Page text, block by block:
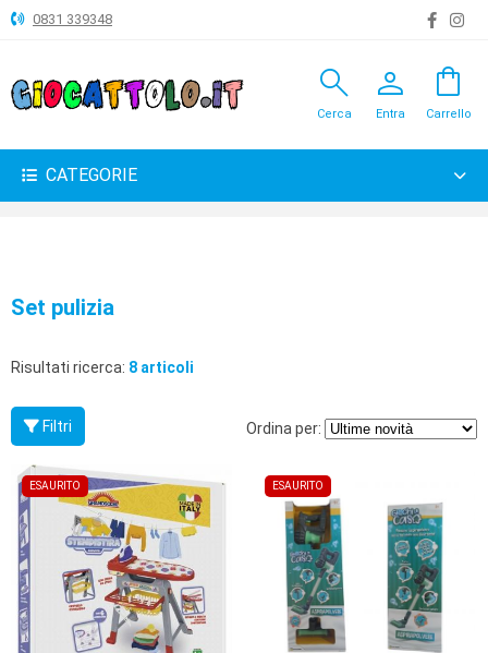
ANIMALI
BAMBOLE
GIOCHI
PELUCHE-
GADGET
PRIMA
INFANZIA
PUZZLE
SYLVANIAN
FAMILY
0831 339348
search
Cerca
person
Entra
shopping_bag
Carrello
CATEGORIE
Set pulizia
Risultati ricerca: 8 articoli
Filtri Ordina per:
ESAURITO ESAURITO